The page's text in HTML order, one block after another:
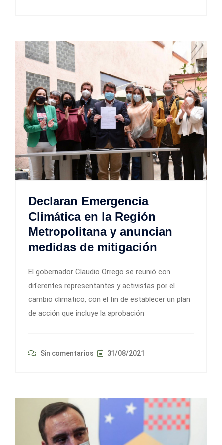
Declaran Emergencia
Climática en la Región
Metropolitana y anuncian
medidas de mitigación
El gobernador Claudio Orrego se reunió con
diferentes representantes y activistas por el
cambio climático, con el fin de establecer un plan
de acción que incluye la aprobación
Sin comentarios 31/08/2021